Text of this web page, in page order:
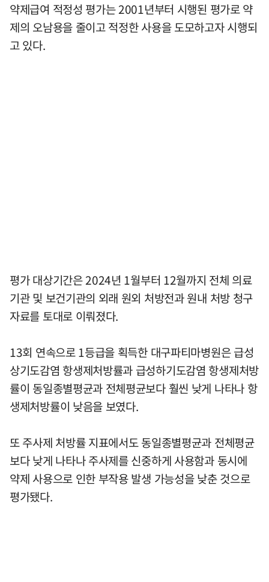
약제급여 적정성 평가는 2001년부터 시행된 평가로 약
제의 오남용을 줄이고 적정한 사용을 도모하고자 시행되
고 있다.
평가 대상기간은 2024년 1월부터 12월까지 전체 의료
기관 및 보건기관의 외래 원외 처방전과 원내 처방 청구
자료를 토대로 이뤄졌다.
13회 연속으로 1등급을 획득한 대구파티마병원은 급성
상기도감염 항생제처방률과 급성하기도감염 항생제처방
률이 동일종별평균과 전체평균보다 훨씬 낮게 나타나 항
생제처방률이 낮음을 보였다.
또 주사제 처방률 지표에서도 동일종별평균과 전체평균
보다 낮게 나타나 주사제를 신중하게 사용함과 동시에
약제 사용으로 인한 부작용 발생 가능성을 낮춘 것으로
평가됐다.